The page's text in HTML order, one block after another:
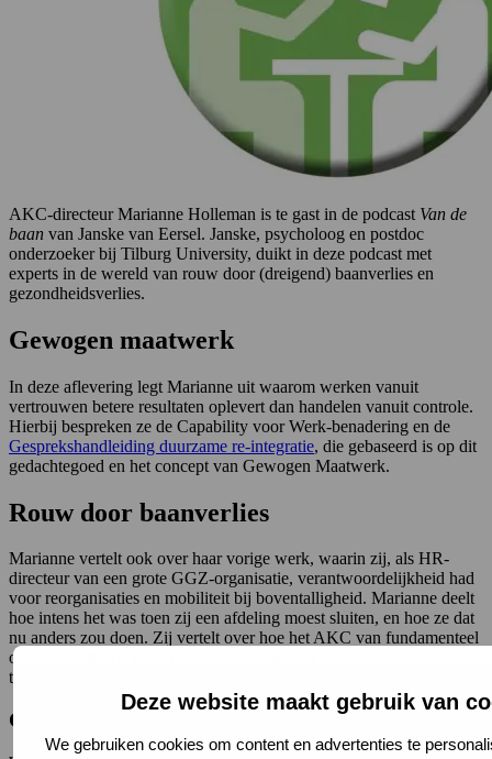
Deze website maakt gebruik van
We gebruiken cookies om content en advertenties te
AKC-directeur Marianne Holleman is te gast in de podcast Van de
baan van Janske van Eersel. Janske, psycholoog en postdoc
onderzoeker bij Tilburg University, duikt in deze podcast met
experts in de wereld van rouw door (dreigend) baanverlies en
gezondheidsverlies.
Gewogen maatwerk
In deze aflevering legt Marianne uit waarom werken vanuit
vertrouwen betere resultaten oplevert dan handelen vanuit controle.
Hierbij bespreken ze de Capability voor Werk-benadering en de
Gesprekshandleiding duurzame re-integratie, die gebaseerd is op dit
gedachtegoed en het concept van Gewogen Maatwerk.
Rouw door baanverlies
Marianne vertelt ook over haar vorige werk, waarin zij, als HR-
directeur van een grote GGZ-organisatie, verantwoordelijkheid had
voor reorganisaties en mobiliteit bij boventalligheid. Marianne deelt
hoe intens het was toen zij een afdeling moest sluiten, en hoe ze dat
nu anders zou doen. Zij vertelt over hoe het AKC van fundamenteel
onderzoek steeds meer naar de vertaling van kennis naar de
toepassingspraktijk is verschoven en wat ze hoopt te bereiken.
Geen krukjes meer nodig